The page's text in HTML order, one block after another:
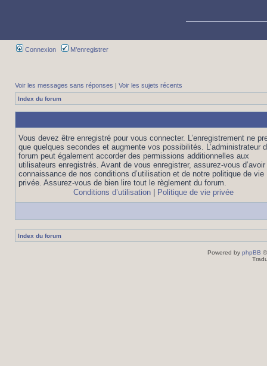
Connexion M’enregistrer
Voir les messages sans réponses | Voir les sujets récents
Index du forum
Vous devez être enregistré pour vous connecter. L’enregistrement ne
que quelques secondes et augmente vos possibilités. L’administrateur
forum peut également accorder des permissions additionnelles aux
utilisateurs enregistrés. Avant de vous enregistrer, assurez-vous
connaissance de nos conditions d’utilisation et de notre politique de vie
privée. Assurez-vous de bien lire tout le règlement du forum.
Conditions d’utilisation
Politique de vie privée
Index du forum
Powered by phpBB